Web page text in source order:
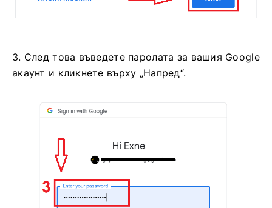
3. След това въведете паролата за вашия Google
акаунт и кликнете върху „Напред“.